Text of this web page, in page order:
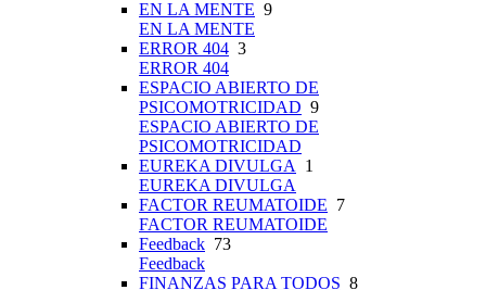
EN LA MENTE 9
EN LA MENTE
ERROR 404 3
ERROR 404
ESPACIO ABIERTO DE
PSICOMOTRICIDAD 9
ESPACIO ABIERTO DE
PSICOMOTRICIDAD
EUREKA DIVULGA
1
EUREKA DIVULGA
FACTOR REUMATOIDE 7
FACTOR REUMATOIDE
Feedback 73
Feedback
FINANZAS PARA TODOS 8